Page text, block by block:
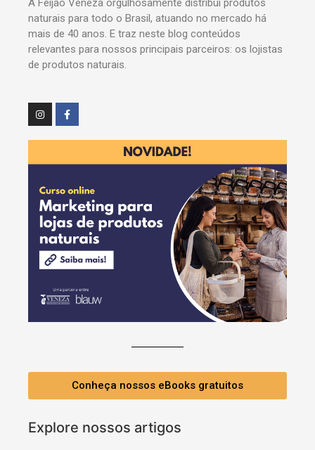
A Feijão Veneza orgulhosamente distribui produtos
naturais para todo o Brasil, atuando no mercado há
mais de 40 anos. E traz neste blog conteúdos
relevantes para nossos principais parceiros: os lojistas
de produtos naturais.
Conheça nossos eBooks gratuitos
Explore nossos artigos